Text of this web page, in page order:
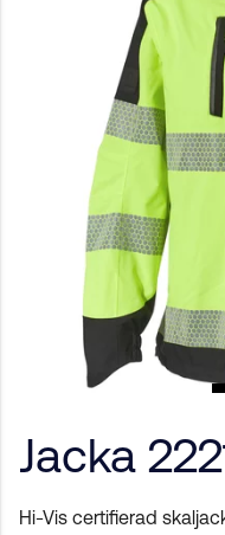
Jacka
Hi-Vis certifierad